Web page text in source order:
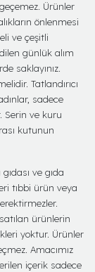
Ürünler
önlenmesi
ve çeşitli
günlük alım
saklayınız.
Tatlandırıcı
sadece
Serin ve kuru
kutunun
ve gıda
tıbbi ürün veya
ürünlerin
yoktur. Ürünler
Amacımız
içerik sadece